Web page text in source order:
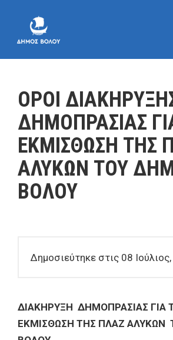
ΟΡΟΙ
ΔΗΜΟΠΡΑΣΙΑΣ
ΕΚΜΙΣΘΩΣΗ ΤΗΣ
ΑΛΥΚΩΝ ΤΟΥ
ΒΟΛΟΥ
Δημοσιεύτηκε στις 08
ΔΙΑΚΗΡΥΞΗ ΔΗΜΟΠΡΑΣΙΑΣ ΓΙΑ
ΕΚΜΙΣΘΩΣΗ ΤΗΣ ΠΛΑΖ ΑΛΥΚΩΝ